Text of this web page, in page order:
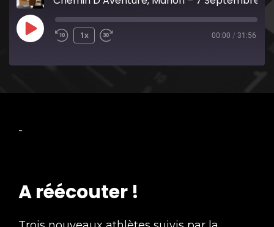
Play
1x 00:00 / 31:56
-
A réécouter !